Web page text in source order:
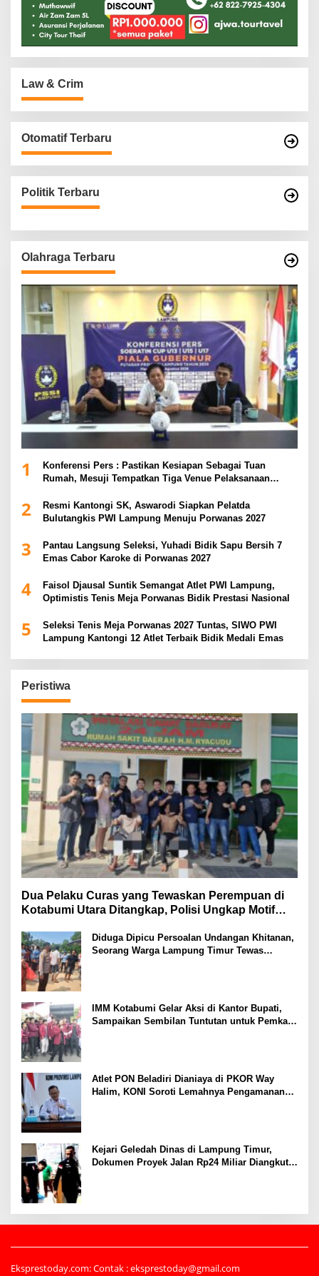
Law & Crim
Otomatif Terbaru
Politik Terbaru
Olahraga Terbaru
1
Konferensi Pers : Pastikan Kesiapan Sebagai Tuan
Rumah, Mesuji Tempatkan Tiga Venue Pelaksanaan
2
Resmi Kantongi SK, Aswarodi Siapkan Pelatda
Bulutangkis PWI Lampung Menuju Porwanas 2027
3
Pantau Langsung Seleksi, Yuhadi Bidik Sapu Bersih 7
Emas Cabor Karoke di Porwanas 2027
4
Faisol Djausal Suntik Semangat Atlet PWI Lampung,
Optimistis Tenis Meja Porwanas Bidik Prestasi Nasional
5
Seleksi Tenis Meja Porwanas 2027 Tuntas, SIWO PWI
Lampung Kantongi 12 Atlet Terbaik Bidik Medali Emas
Peristiwa
Dua Pelaku Curas yang Tewaskan Perempuan di
Kotabumi Utara Ditangkap, Polisi Ungkap Motif
Diduga Dipicu Persoalan Undangan Khitanan,
Seorang Warga Lampung Timur Tewas
IMM Kotabumi Gelar Aksi di Kantor Bupati,
Sampaikan Sembilan Tuntutan untuk Pemkab
Atlet PON Beladiri Dianiaya di PKOR Way
Halim, KONI Soroti Lemahnya Pengamanan
Kejari Geledah Dinas di Lampung Timur,
Dokumen Proyek Jalan Rp24 Miliar Diangkut
Eksprestoday.com: Contak : eksprestoday@gmail.com